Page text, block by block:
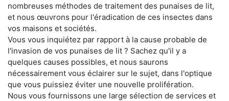
nombreuses méthodes de traitement des punaises de lit,
et nous œuvrons pour l'éradication de ces insectes dans
vos maisons et sociétés.
Vous vous inquiétez par rapport à la cause probable de
l'invasion de vos punaises de lit ? Sachez qu'il y a
quelques causes possibles, et nous saurons
nécessairement vous éclairer sur le sujet, dans l'optique
que vous puissiez éviter une nouvelle prolifération.
Nous vous fournissons une large sélection de services et